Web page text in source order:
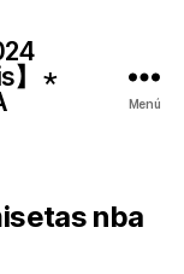
】 ⋆
Menú
nba